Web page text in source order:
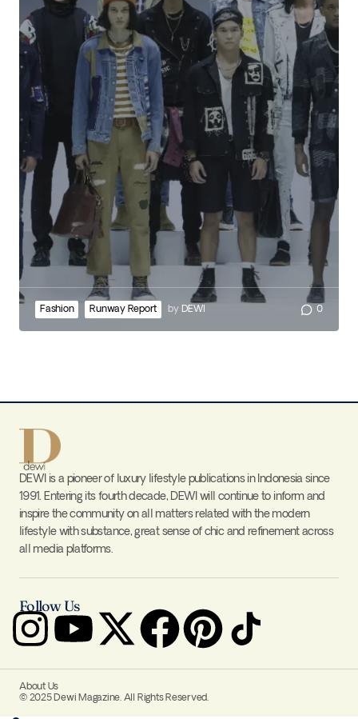
Fashion Runway Report by DEWI 0
DEWI is a pioneer of luxury lifestyle publications in Indonesia since
1991. Entering its fourth decade, DEWI will continue to inform and
inspire the community on all matters related with the modern
lifestyle with substance, great sense of chic and refinement across
all media platforms.
Follow Us
About Us
© 2025 Dewi Magazine. All Rights Reserved.